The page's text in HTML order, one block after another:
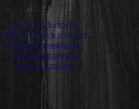
Condizioni di vendita
Politica di reso e rimborso
Politica di spedizione
Politica sulla privacy
Politica sui cookies